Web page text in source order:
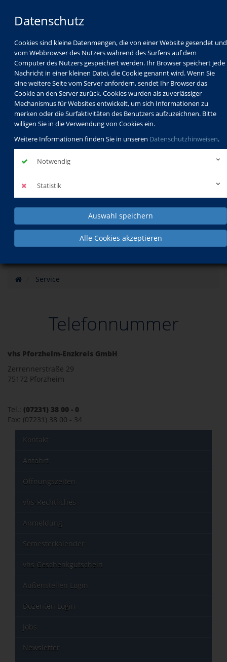
Datenschutz
Cookies sind kleine Datenmengen, die von einer Website gesendet und
vom Webbrowser des Nutzers während des Surfens auf dem
Computer des Nutzers gespeichert werden. Ihr Browser speichert jede
Nachricht in einer kleinen Datei, die Cookie genannt wird. Wenn Sie
eine weitere Seite vom Server anfordern, sendet Ihr Browser das
Cookie an den Server zurück. Cookies wurden als zuverlässiger
Mechanismus für Websites entwickelt, um sich Informationen zu
merken oder die Surfaktivitäten des Benutzers aufzuzeichnen. Bitte
willigen Sie in die Verwendung von Cookies ein.
Weitere Informationen finden Sie in unseren Datenschutzhinweisen.
Notwendig
Statistik
Auswahl speichern
Alle Cookies akzeptieren
Programm
Schulabschlüsse
Schulkindbetreuung
Service
Service
Telefonnummer
vhs Pforzheim-Enzkreis GmbH
Zerrennerstraße 29
75172 Pforzheim
Tel.: (07231) 38 00 - 0
Fax: (07231) 38 00 - 34
Kontakt
Anfahrt
Öffnungszeiten
vhs-Rechtliches
Anmeldung
Semesterkalender
vhs Geschenkgutschein
Außenstellen Login
Dozenten Login
Jobs
Newsletter